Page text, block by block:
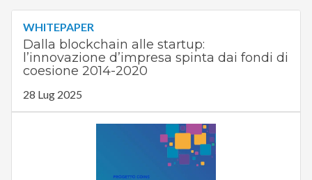
WHITEPAPER
Dalla blockchain alle startup:
l’innovazione d’impresa spinta dai fondi di
coesione 2014-2020
28 Lug 2025